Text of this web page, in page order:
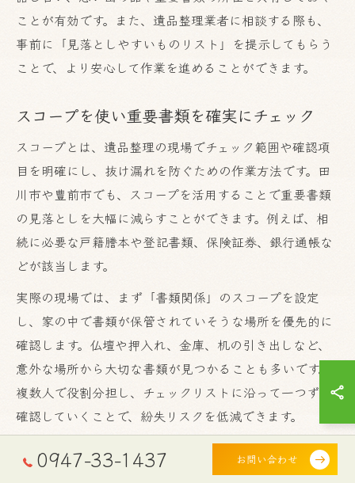
ことが有効です。また、遺品整理業者に相談する際も、
事前に「見落としやすいものリスト」を提示してもらう
ことで、より安心して作業を進めることができます。
スコープを使い重要書類を確実にチェック
スコープとは、遺品整理の現場でチェック範囲や確認項
目を明確にし、抜け漏れを防ぐための作業方法です。田
川市や豊前市でも、スコープを活用することで重要書類
の見落としを大幅に減らすことができます。例えば、相
続に必要な戸籍謄本や登記書類、保険証券、銀行通帳な
どが該当します。
実際の現場では、まず「書類関係」のスコープを設定
し、家の中で書類が保管されていそうな場所を優先的に
確認します。仏壇や押入れ、金庫、机の引き出しなど、
意外な場所から大切な書類が見つかることも多いです。
複数人で役割分担し、チェックリストに沿って一つずつ
確認していくことで、紛失リスクを低減できます。
また、スコープを用いた整理はご遺族の心理的な負担も
軽減します。作業前に「何を優先的に探すか」を明確に
0947-33-1437 お問い合わせ